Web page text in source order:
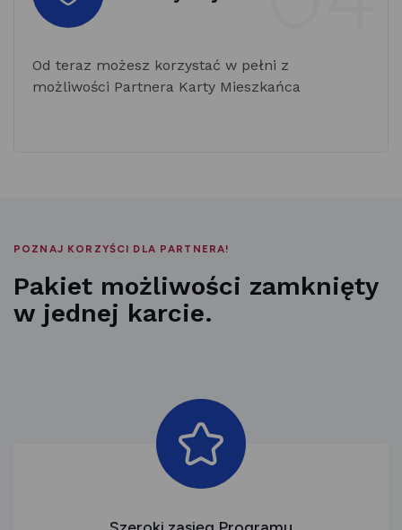
Od teraz możesz korzystać w pełni z
możliwości Partnera Karty Mieszkańca
POZNAJ KORZYŚCI DLA PARTNERA!
Pakiet możliwości zamknięty
w jednej karcie.